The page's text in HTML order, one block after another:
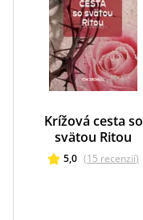
Krížová cesta so
svätou Ritou
5,0 (15 recenzií)